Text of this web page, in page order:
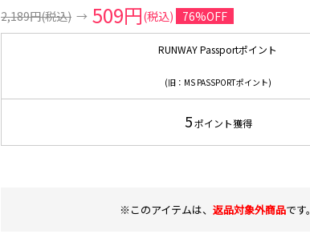
2,189円(税込) → 509円(税込) 76%OFF
RUNWAY Passportポイント
(旧：MS PASSPORTポイント)
5ポイント獲得
※このアイテムは、 返品対象外商品です。